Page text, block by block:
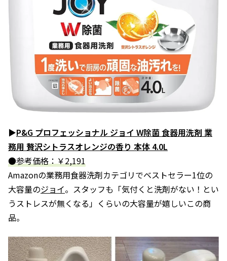
▶P&G プロフェッショナル ジョイ W除菌 食器用洗剤 業
務用 贅沢シトラスオレンジの香り 本体 4.0L
●参考価格：￥2,191
Amazonの業務用食器洗剤カテゴリでベストセラー1位の
大容量のジョイ。スタッフも「気付くと洗剤がない！とい
うストレスが無くなる」くらいの大容量が嬉しいこの商
品。